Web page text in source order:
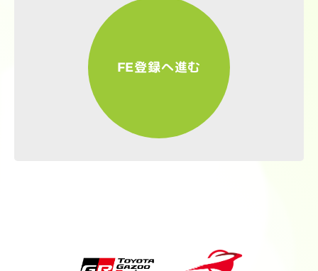
FE登録へ進む